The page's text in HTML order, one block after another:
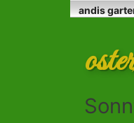
andis